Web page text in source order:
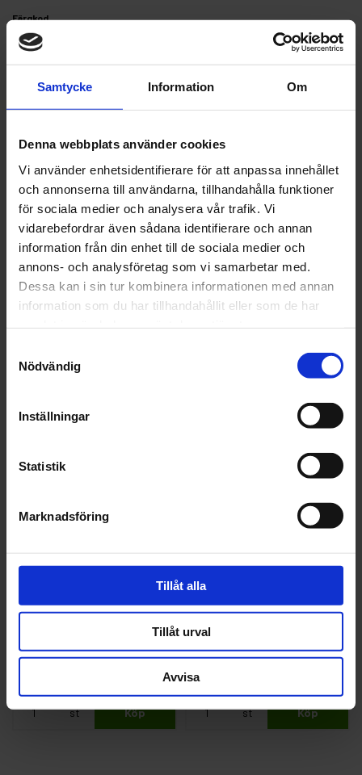
Samtycke Information Om
Denna webbplats använder cookies
Vi använder enhetsidentifierare för att anpassa innehållet
och annonserna till användarna, tillhandahålla funktioner
för sociala medier och analysera vår trafik. Vi
vidarebefordrar även sådana identifierare och annan
information från din enhet till de sociala medier och
annons- och analysföretag som vi samarbetar med.
Dessa kan i sin tur kombinera informationen med annan
information som du har tillhandahållit eller som de har
Nödvändig
Inställningar
Statistik
Marknadsföring
Tillåt alla
Tillåt urval
Avvisa
Färgkod
Finns i lager
5 879 kr
Lägg i varukorgen
Fri frakt över 1500kr
Leverans inom 1-5 dagar
Beskrivning
Fråga om produkt
Recensioner
FÖRTUNNING
SPIES HECKER 1L
st Köp
Spies Hecker
FÖRTUNNING
ACRYL 3364
SPIES HECKER 5L
st Köp